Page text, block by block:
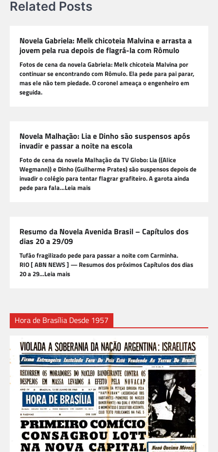
Related Posts
Novela Gabriela: Melk chicoteia Malvina e arrasta a
jovem pela rua depois de flagrá-la com Rômulo
Fotos de cena da novela Gabriela: Melk chicoteia Malvina por
continuar se encontrando com Rômulo. Ela pede para pai parar,
mas ele não tem piedade. O coronel ameaça o engenheiro em
seguida.
Novela Malhação: Lia e Dinho são suspensos após
invadir e passar a noite na escola
Foto de cena da novela Malhação da TV Globo: Lia ((Alice
Wegmann)) e Dinho (Guilherme Prates) são suspensos depois de
invadir o colégio para tentar flagrar grafiteiro. A garota ainda
pede para fala…Leia mais
Resumo da Novela Avenida Brasil – Capítulos dos
dias 20 a 29/09
Tufão fragilizado pede para passar a noite com Carminha.
RIO [ ABN NEWS ] — Resumos dos próximos Capítulos dos dias
20 a 29…Leia mais
Hora de Brasília Desde 1957